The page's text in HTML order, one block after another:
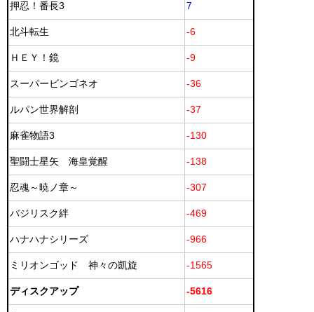
押忍！番長3 7
北斗転生 -6
ＨＥＹ！鏡 -9
スーパービンゴネオ -36
ルパン世界解剖 -37
麻雀物語3 -130
聖闘士星矢 海皇覚醒 -138
忍魂～暁ノ章～ -307
バジリスク絆 -469
ハナハナシリーズ -966
ミリオンゴッド 神々の凱旋 -1565
ディスクアップ -5616